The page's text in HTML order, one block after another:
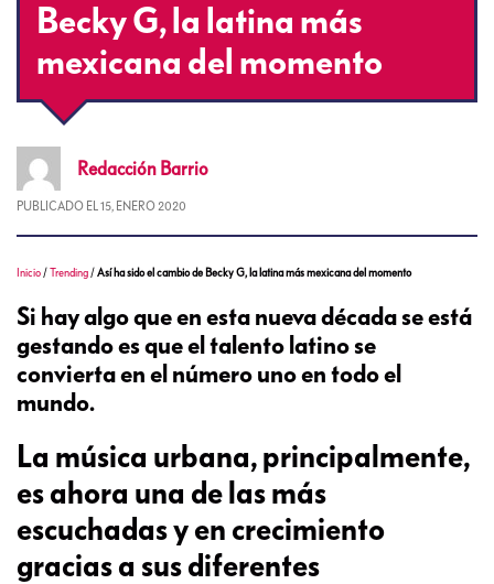
Becky G, la latina más
mexicana del momento
Redacción Barrio
PUBLICADO EL 15, ENERO 2020
Inicio /Trending /Así ha sido el cambio de Becky G, la latina más mexicana del momento
Si hay algo que en esta nueva década se está
gestando es que el talento latino se
convierta en el número uno en todo el
mundo.
La música urbana, principalmente,
es ahora una de las más
escuchadas y en crecimiento
gracias a sus diferentes